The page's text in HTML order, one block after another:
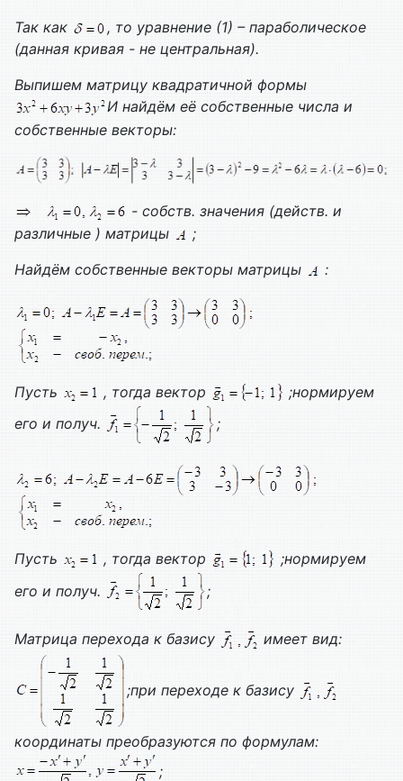
Так как
, то уравнение (1) – параболическое
(данная кривая - не центральная).
Выпишем матрицу квадратичной формы
И найдём её собственные числа и
собственные векторы:
- собств. значения (действ. и
различные ) матрицы
;
Найдём собственные векторы матрицы
:
Пусть , тогда вектор
;нормируем
его и получ.
;
Пусть , тогда вектор
;нормируем
его и получ.
;
Матрица перехода к базису имеет вид:
;при переходе к базису
координаты преобразуются по формулам:
;